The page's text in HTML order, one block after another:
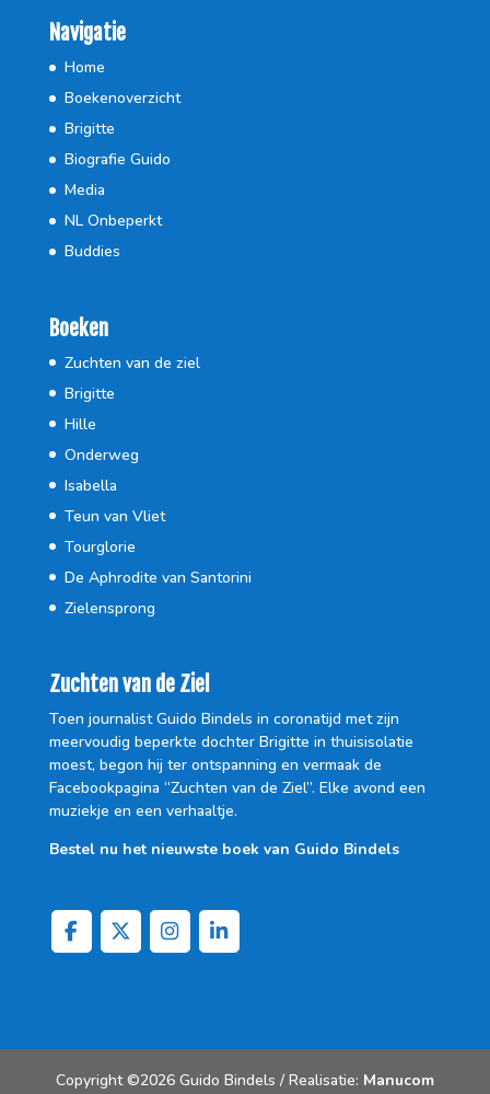
Navigatie
Home
Boekenoverzicht
Brigitte
Biografie Guido
Media
NL Onbeperkt
Buddies
Boeken
Zuchten van de ziel
Brigitte
Hille
Onderweg
Isabella
Teun van Vliet
Tourglorie
De Aphrodite van Santorini
Zielensprong
Zuchten van de Ziel
Toen journalist Guido Bindels in coronatijd met zijn
meervoudig beperkte dochter Brigitte in thuisisolatie
moest, begon hij ter ontspanning en vermaak de
Facebookpagina “Zuchten van de Ziel”. Elke avond een
muziekje en een verhaaltje.
Bestel nu het nieuwste boek van Guido Bindels
Copyright ©2026 Guido Bindels / Realisatie: Manucom